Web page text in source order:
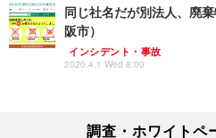
同じ社名だが別法人、廃
阪市）
インシデント・事故
2020.4.1 Wed 8:00
調査・ホワイトペ